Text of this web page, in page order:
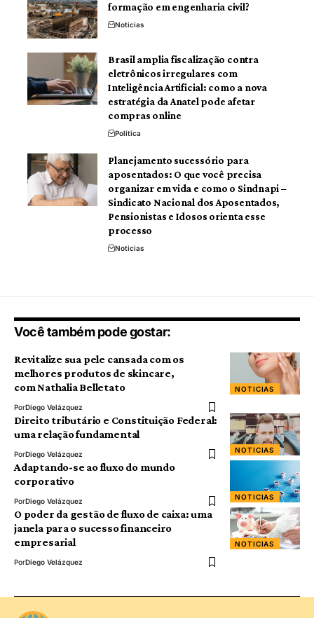
formação em engenharia civil?
Noticias
Brasil amplia fiscalização contra
eletrônicos irregulares com
Inteligência Artificial: como a nova
estratégia da Anatel pode afetar
compras online
Politica
Planejamento sucessório para
aposentados: O que você precisa
organizar em vida e como o Sindnapi –
Sindicato Nacional dos Aposentados,
Pensionistas e Idosos orienta esse
processo
Noticias
Você também pode gostar:
NOTICIAS
Revitalize sua pele cansada com os
melhores produtos de skincare,
com Nathalia Belletato
PorDiego Velázquez
NOTICIAS
Direito tributário e Constituição Federal:
uma relação fundamental
PorDiego Velázquez
NOTICIAS
Adaptando-se ao fluxo do mundo
corporativo
PorDiego Velázquez
NOTICIAS
O poder da gestão de fluxo de caixa: uma
janela para o sucesso financeiro
empresarial
PorDiego Velázquez